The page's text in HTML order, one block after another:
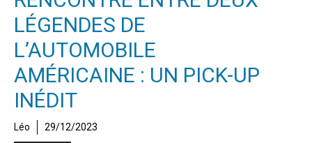
LÉGENDES DE
L’AUTOMOBILE
AMÉRICAINE : UN PICK-UP
INÉDIT
Léo 29/12/2023